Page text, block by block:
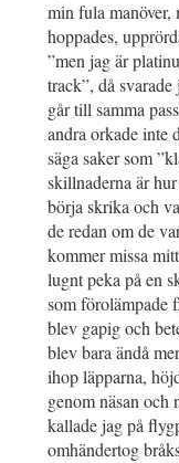
min fula manöver,
hoppades,
”men jag är
track”, då
går till samma
andra orkade inte
säga saker som
skillnaderna är
börja skrika och
de redan om de
kommer missa
lugnt peka på en
som förolämpade
blev gapig och
blev bara ändå
ihop läpparna,
genom näsan och
kallade jag på
omhändertog